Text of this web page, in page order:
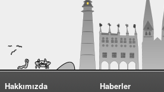
Hakkımızda
Haberler